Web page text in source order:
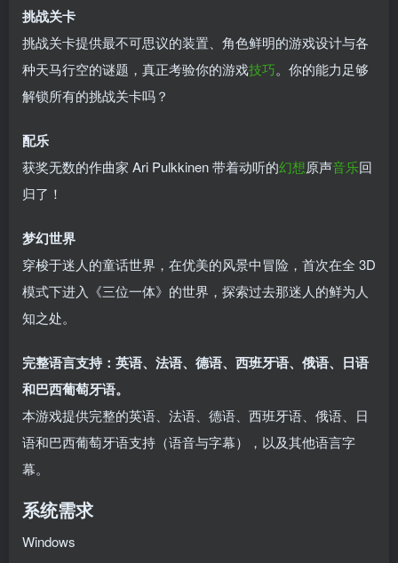
挑战关卡
挑战关卡提供最不可思议的装置、角色鲜明的游戏设计与各
种天马行空的谜题，真正考验你的游戏技巧。你的能力足够
解锁所有的挑战关卡吗？
配乐
获奖无数的作曲家 Ari Pulkkinen 带着动听的幻想原声音乐回
归了！
梦幻世界
穿梭于迷人的童话世界，在优美的风景中冒险，首次在全 3D
模式下进入《三位一体》的世界，探索过去那迷人的鲜为人
知之处。
完整语言支持：英语、法语、德语、西班牙语、俄语、日语
和巴西葡萄牙语。
本游戏提供完整的英语、法语、德语、西班牙语、俄语、日
语和巴西葡萄牙语支持（语音与字幕），以及其他语言字
幕。
系统需求
Windows